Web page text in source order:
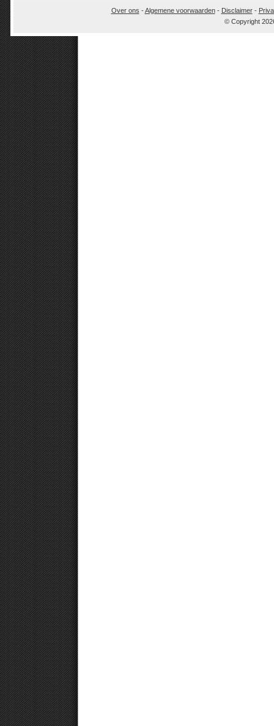
Over ons -Algemene voorwaarden- Disclaimer-
© Copyright